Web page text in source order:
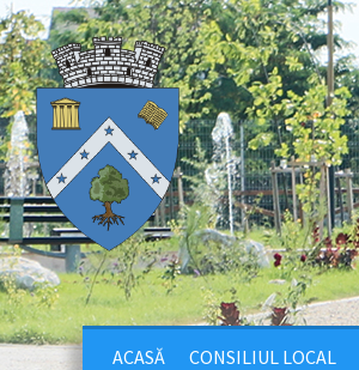
ACASĂ CONSILIUL LOCAL